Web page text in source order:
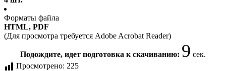
Форматы файла
HTML, PDF
(Для просмотра требуется Adobe Acrobat Reader)
Подождите, идет подготовка к скачиванию: 9 сек.
Просмотрено: 225